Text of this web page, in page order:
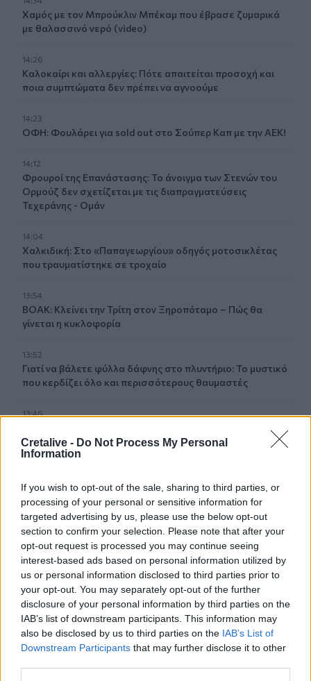
Cretalive - Do Not Process My Personal
Information
If you wish to opt-out of the sale, sharing to third parties, or
processing of your personal or sensitive information for
targeted advertising by us, please use the below opt-out
section to confirm your selection. Please note that after your
opt-out request is processed you may continue seeing
interest-based ads based on personal information utilized by
us or personal information disclosed to third parties prior to
your opt-out. You may separately opt-out of the further
disclosure of your personal information by third parties on the
IAB’s list of downstream participants. This information may
also be disclosed by us to third parties on the IAB’s List of
Downstream Participants that may further disclose it to other
Χαμός με τον Μπρούκλιν Μπέκαμ που έβρασε ζυμαρικά
με θαλασσινό νερό (video)
14:26
Καλοκαίρι και αλλεργίες: Πότε απαιτείται προσοχή και
ποια συμπτώματα δεν πρέπει να αγνοούμε
14:23
ΟΦΗ: Φουλάρει για sold out στο Σούπερ Καπ με την ΑΕΚ!
14:12
Φρουροί της Επανάστασης: Το άνοιγμα των Στενών του
Ορμούζ δεν σχετίζεται με τις διαπραγματεύσεις
Τεχεράνης - Ομάν
14:04
Χαλκιδική: Στο «Παπαγεωργίου» οδηγός μοτοσικλέτας
που τραυματίστηκε σε τροχαίο
13:54
ΒΟΑΚ: Κλείνει την Τρίτη στον Ξηροπόταμο – Πώς θα
γίνεται η κυκλοφορία
13:52
Γιατί να βάλετε φύλλα δάφνης στο πλυντήριο: Το μυστικό
που κερδίζει όλο και περισσότερους θαυμαστές
13:46
ρωσόφωνης μαφίας
Κρήτη: Ο πολύ υψηλός κίνδυνος πυρκαγιάς "φέρνει"
απαγορεύσεις σε δάση και φαράγγια
13:28
Συναγερμός για τους ισχυρούς ανέμους – Το...
παράδειγμα της Κρήτης μετά τις δύσκολες πυρκαγιές
13:26
Ιταλία: Το θερμότερο καλοκαίρι του αιώνα πλήττει τη
χώρα με 48 βαθμούς Κελσίου